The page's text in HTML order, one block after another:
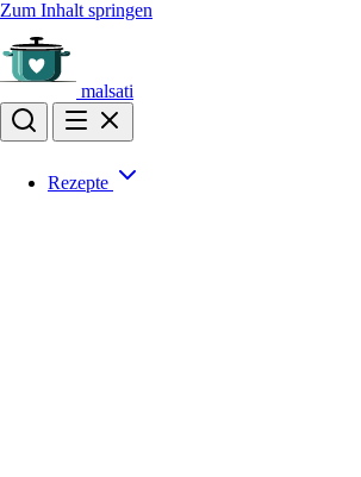
Zum Inhalt springen
malsati
Rezepte